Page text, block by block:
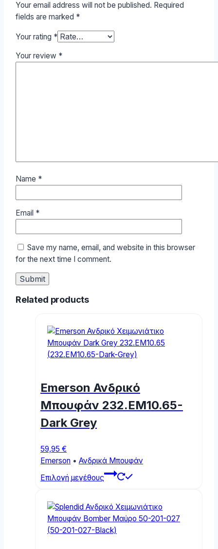
Your email address will not be published. Required
fields are marked *
Your rating *
Your review *
Name *
Email *
Save my name, email, and website in this browser
for the next time I comment.
Related products
Emerson Ανδρικό
Μπουφάν 232.EM10.65-
Dark Grey
59,95 €
Emerson • Ανδρικά Μπουφάν
Επιλογή μεγέθους
This
multiple
variants.